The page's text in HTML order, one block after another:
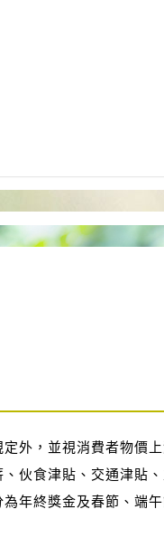
外，並視消費者物價
伙食津貼、交通津貼
年終獎金及春節、端